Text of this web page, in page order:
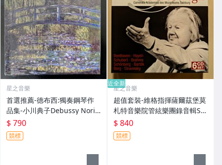
星之音樂
首選推薦-德布西:獨奏鋼琴作
品集-小川典子Debussy Norik
o Ogawa歐洲版二手6CD
$ 790
競標
近全新
星之音樂
超值套裝-維格指揮薩爾茲堡莫
札特音樂院管絃樂團錄音輯Sa
ndor Vegh Schubert Beetho
ven Brahms Haydn德國版二
手6CD
$ 840
競標